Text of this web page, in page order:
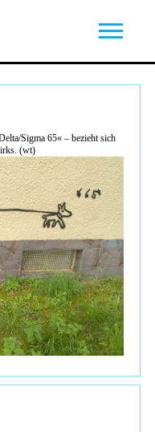
Sigma 65« – bezieht sich
(wt)